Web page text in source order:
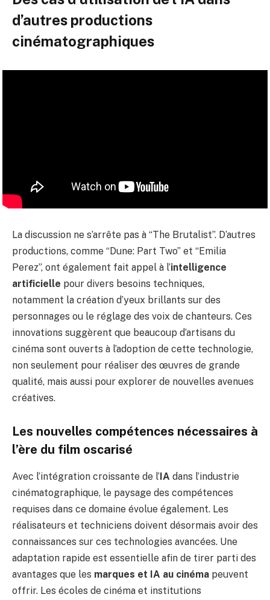
d’autres productions
cinématographiques
La discussion ne s’arrête pas à “The Brutalist”. D’autres
productions, comme “Dune: Part Two” et “Emilia
Perez”, ont également fait appel à l’intelligence
artificielle pour divers besoins techniques,
notamment la création d’yeux brillants sur des
personnages ou le réglage des voix de chanteurs. Ces
innovations suggèrent que beaucoup d’artisans du
cinéma sont ouverts à l’adoption de cette technologie,
non seulement pour réaliser des œuvres de grande
qualité, mais aussi pour explorer de nouvelles avenues
créatives.
Les nouvelles compétences nécessaires à
l’ère du film oscarisé
Avec l’intégration croissante de l’IA dans l’industrie
cinématographique, le paysage des compétences
requises dans ce domaine évolue également. Les
réalisateurs et techniciens doivent désormais avoir des
connaissances sur ces technologies avancées. Une
adaptation rapide est essentielle afin de tirer parti des
avantages que les marques et IA au cinéma peuvent
offrir. Les écoles de cinéma et institutions